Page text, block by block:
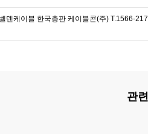
덴케이블 한국총판 케이블콘(주) T.1566-
관